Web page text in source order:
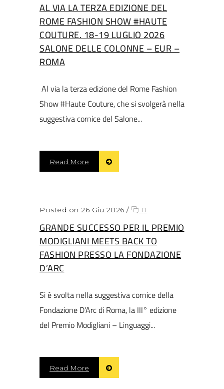
AL VIA LA TERZA EDIZIONE DEL
ROME FASHION SHOW #HAUTE
COUTURE. 18-19 LUGLIO 2026
SALONE DELLE COLONNE – EUR –
ROMA
Al via la terza edizione del Rome Fashion
Show #Haute Couture, che si svolgerà nella
suggestiva cornice del Salone...
Read More
Posted on 26 Giu 2026 / 0
GRANDE SUCCESSO PER IL PREMIO
MODIGLIANI MEETS BACK TO
FASHION PRESSO LA FONDAZIONE
D’ARC
Si è svolta nella suggestiva cornice della
Fondazione D’Arc di Roma, la III° edizione
del Premio Modigliani – Linguaggi...
Read More